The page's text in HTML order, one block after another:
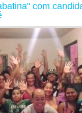
com